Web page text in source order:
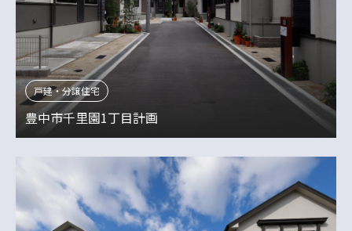
戸建・分譲住宅
豊中市千里園1丁目計画